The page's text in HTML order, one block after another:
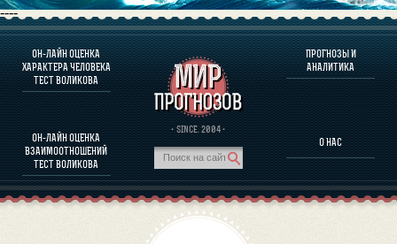
----
ОН-ЛАЙН ОЦЕНКА
ХАРАКТЕРА ЧЕЛОВЕКА
ТЕСТ ВОЛИКОВА
ОН-ЛАЙН ОЦЕНКА
ВЗАИМООТНОШЕНИЙ
ТЕСТ ВОЛИКОВА
· SINCE. 2004 ·
ПРОГНОЗЫ И
АНАЛИТИКА
О НАС
О ПРОГРАММЕ
ОЦЕНКА ХАРАКТЕРA ЧЕЛОВЕКА
ОЦЕНКА ХАРАКТЕРА ВЫДАЮЩИХСЯ ЛИЧНОСТЕЙ
О ПРОГРАММЕ
ПРОГНОЗЫ И АНАЛИТИКА